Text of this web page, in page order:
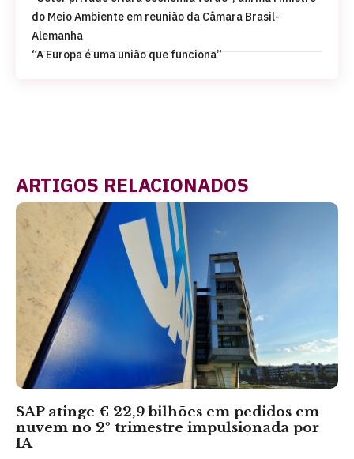
do Meio Ambiente em reunião da Câmara Brasil-
Alemanha
“A Europa é uma união que funciona”
ARTIGOS RELACIONADOS
SAP atinge € 22,9 bilhões em pedidos em
nuvem no 2º trimestre impulsionada por
IA